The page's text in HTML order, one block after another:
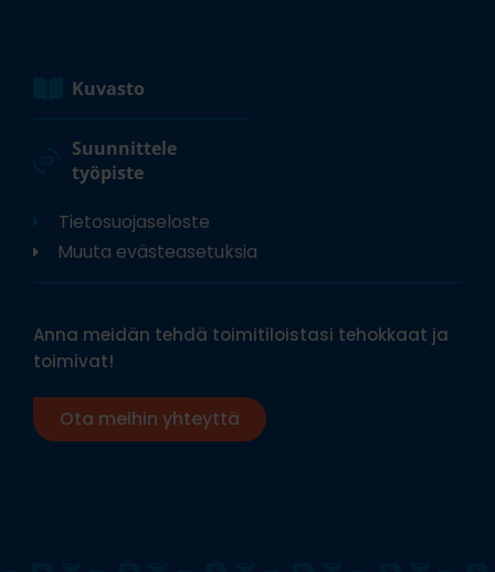
Kuvasto
Suunnittele
työpiste
Tietosuojaseloste
Muuta evästeasetuksia
Anna meidän tehdä toimitiloistasi tehokkaat ja
toimivat!
Ota meihin yhteyttä